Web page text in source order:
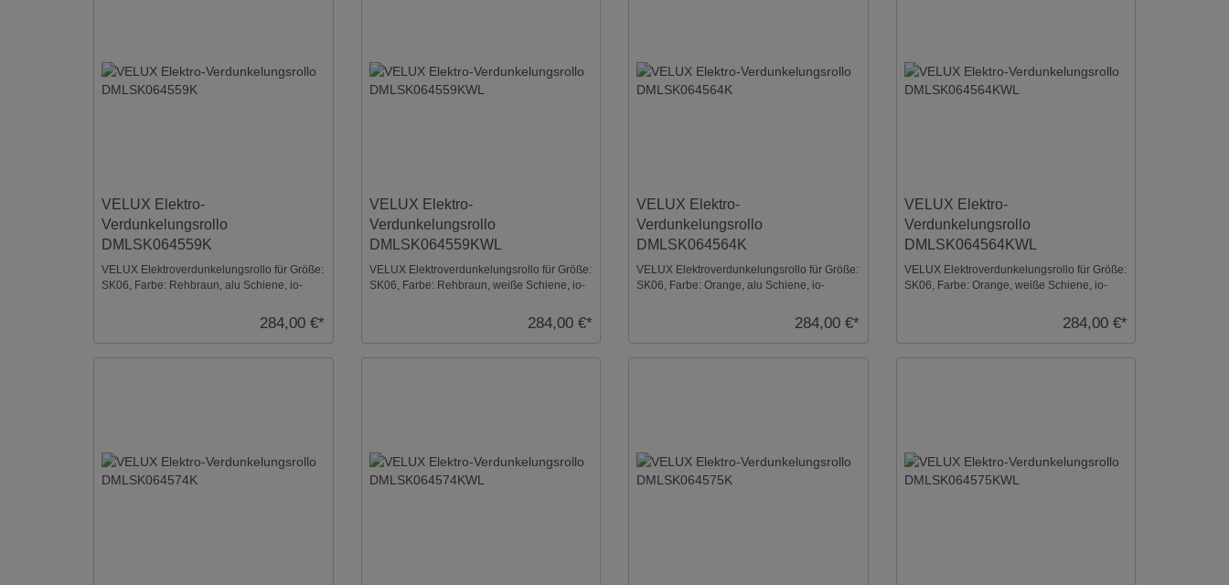
VELUX Elektro-
Verdunkelungsrollo
DMLSK064559K
VELUX Elektroverdunkelungsrollo für Größe:
SK06, Farbe: Rehbraun, alu Schiene, io-
284,00 €*
VELUX Elektro-
Verdunkelungsrollo
DMLSK064559KWL
VELUX Elektroverdunkelungsrollo für Größe:
SK06, Farbe: Rehbraun, weiße Schiene, io-
284,00 €*
VELUX Elektro-
Verdunkelungsrollo
DMLSK064564K
VELUX Elektroverdunkelungsrollo für Größe:
SK06, Farbe: Orange, alu Schiene, io-
284,00 €*
VELUX Elektro-
Verdunkelungsrollo
DMLSK064564KWL
VELUX Elektroverdunkelungsrollo für Größe:
SK06, Farbe: Orange, weiße Schiene, io-
284,00 €*